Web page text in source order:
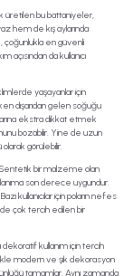
üretilen bu battaniyeler,
hem de kış aylarında
çoğunlukla en güvenli
açısından da kullanıcı
yaşayanlar için
dışarıdan gelen soğuğu
ekstra dikkat etmek
bozabilir. Yine de uzun
olarak görülebilir.
Sentetik bir malzeme olan
son derece uygundur.
kullanıcılar için poların nefes
çok tercih edilen bir
kullanım için tercih
modern ve şık dekorasyon
tamamlar. Aynı zamanda